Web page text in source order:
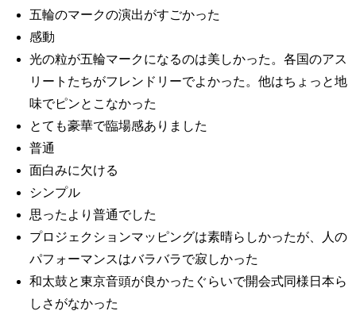
五輪のマークの演出がすごかった
感動
光の粒が五輪マークになるのは美しかった。各国のアス
リートたちがフレンドリーでよかった。他はちょっと地
味でピンとこなかった
とても豪華で臨場感ありました
普通
面白みに欠ける
シンプル
思ったより普通でした
プロジェクションマッピングは素晴らしかったが、人の
パフォーマンスはバラバラで寂しかった
和太鼓と東京音頭が良かったぐらいで開会式同様日本ら
しさがなかった